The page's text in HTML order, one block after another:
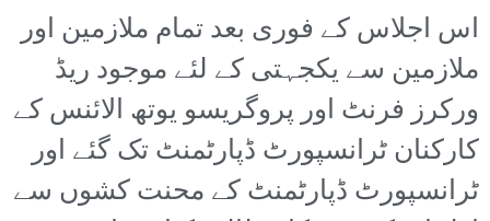
اس اجلاس کے فوری بعد تمام ملازمین اور
ملازمین سے یکجہتی کے لئے موجود ریڈ
ورکرز فرنٹ اور پروگریسو یوتھ الائنس کے
کارکنان ٹرانسپورٹ ڈپارٹمنٹ تک گئے اور
ٹرانسپورٹ ڈپارٹمنٹ کے محنت کشوں سے